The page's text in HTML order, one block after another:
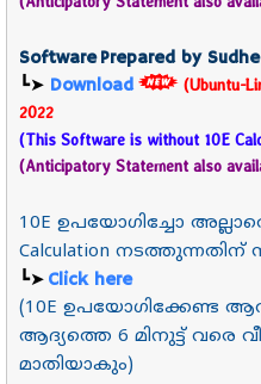
Software Prepared by
┗➤ Download (Ubuntu-
2022
(This Software is without 10E
(Anticipatory Statement also
10E ഉപയോഗിച്ചോ
Calculation
┗➤ Click here
(10E ഉപയോഗിക്കേണ്ട
ആദ്യത്തെ 6 മിനുട്ട് വരെ
മാതിയാകും)